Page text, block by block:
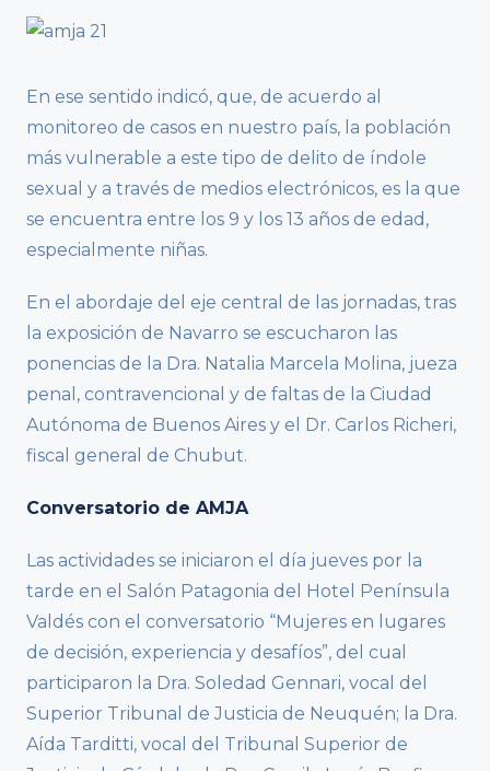
En ese sentido indicó, que, de acuerdo al
monitoreo de casos en nuestro país, la población
más vulnerable a este tipo de delito de índole
sexual y a través de medios electrónicos, es la que
se encuentra entre los 9 y los 13 años de edad,
especialmente niñas.
En el abordaje del eje central de las jornadas, tras
la exposición de Navarro se escucharon las
ponencias de la Dra. Natalia Marcela Molina, jueza
penal, contravencional y de faltas de la Ciudad
Autónoma de Buenos Aires y el Dr. Carlos Richeri,
fiscal general de Chubut.
Conversatorio de AMJA
Las actividades se iniciaron el día jueves por la
tarde en el Salón Patagonia del Hotel Península
Valdés con el conversatorio “Mujeres en lugares
de decisión, experiencia y desafíos”, del cual
participaron la Dra. Soledad Gennari, vocal del
Superior Tribunal de Justicia de Neuquén; la Dra.
Aída Tarditti, vocal del Tribunal Superior de